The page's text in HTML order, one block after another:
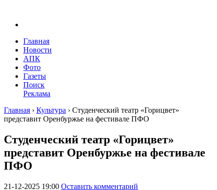
Главная
Новости
АПК
Фото
Газеты
Поиск
Реклама
Главная › Культура › Студенческий театр «Горицвет»
представит Оренбуржье на фестивале ПФО
Студенческий театр «Горицвет»
представит Оренбуржье на фестивале
ПФО
21-12-2025 19:00 Оставить комментарий